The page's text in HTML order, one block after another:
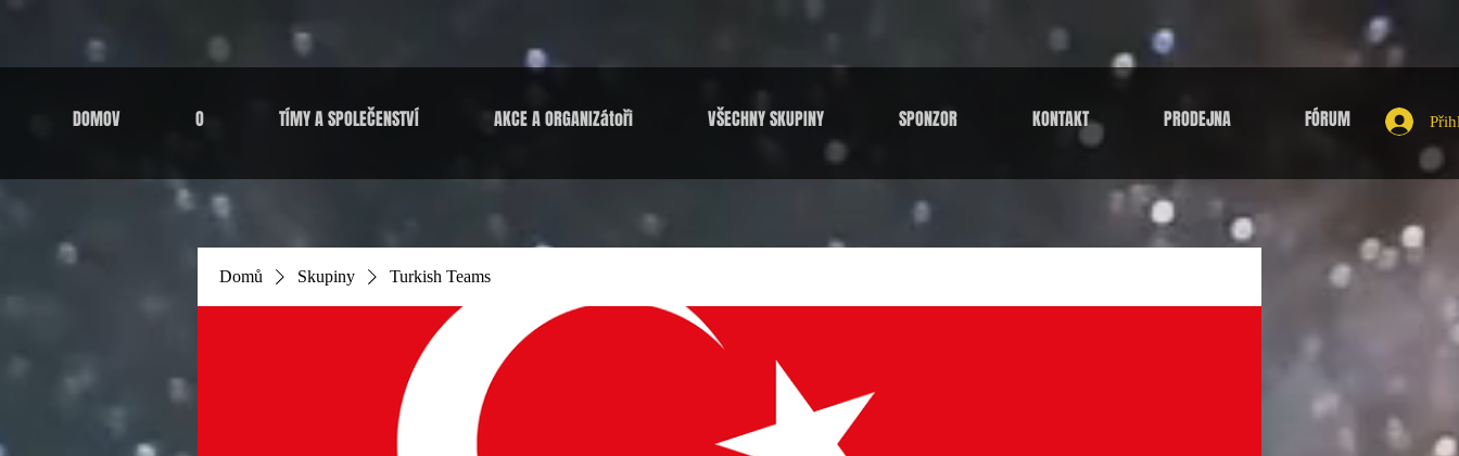
DOMOV O TÍMY A SPOLEČENSTVÍ AKCE A ORGANIZátoři VŠECHNY SKUPINY SPONZOR KONTAKT PRODEJNA FÓRUM
Domů Skupiny Turkish Teams